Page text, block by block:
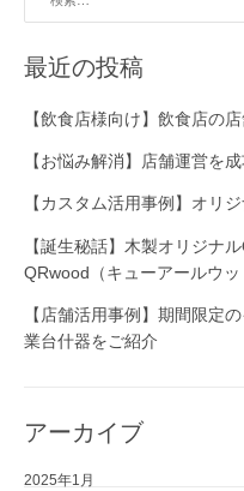
】
先
使
え
新
商
品
入
荷
い
ま
し
最近の投稿
【飲食店様向け】飲食店の
【お悩み解消】店舗運営を
【カスタム活用事例】オリ
【誕生秘話】木製オリジナ
QRwood（キューアールウ
【店舗活用事例】期間限定
業台什器をご紹介
アーカイブ
2025年1月